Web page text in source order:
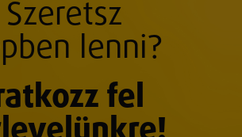
Szeretsz
lenni?
fel